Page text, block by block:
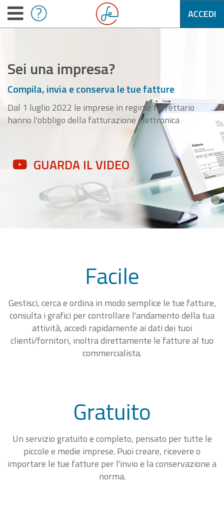
ACCEDI
Sei una impresa?
Compila, invia e conserva le tue fatture
Dal 1 luglio 2022 le imprese in regime forfettario
hanno l'obbligo della fatturazione elettronica
GUARDA IL VIDEO
Facile
Gestisci, cerca e ordina in modo semplice le tue fatture,
consulta i grafici per controllare l'andamento della tua
attività, accedi rapidamente ai dati dei tuoi
clienti/fornitori, inoltra direttamente le fatture al tuo
commercialista.
Gratuito
Un servizio gratuito e completo, pensato per tutte le
piccole e medie imprese. Puoi creare, ricevere o
importare le tue fatture per l'invio e la conservazione a
norma.